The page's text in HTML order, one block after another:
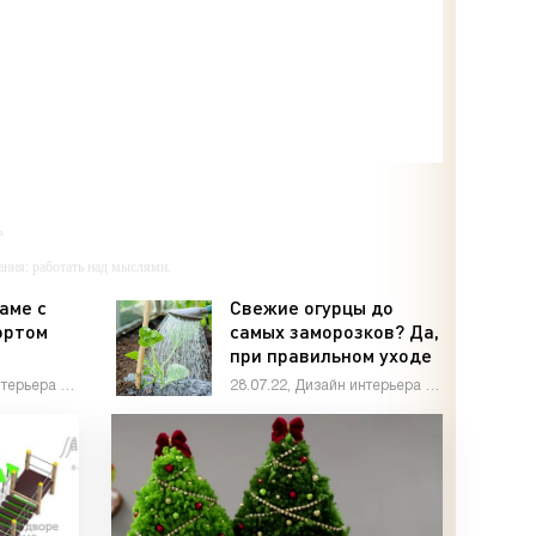
работать над мыслями.
— самолюбование.
кроме того, кто его дал.
с
в
Свежие огурцы до
самых заморозков? Да,
при правильном уходе
это возможно! - «Дом и